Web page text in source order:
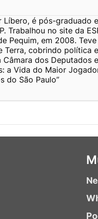
é pós-graduado
Trabalhou no site da
Pequim, em 2008.
Terra, cobrindo política
Câmara dos Deputados
a Vida do Maior
do São Paulo”